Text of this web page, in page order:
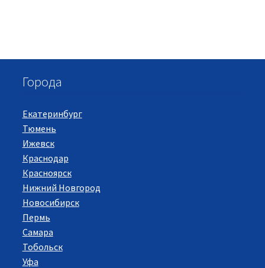
Города
Екатеринбург
Тюмень
Ижевск
Краснодар
Красноярск
Нижний Новгород
Новосибирск
Пермь
Самара
Тобольск
Уфа